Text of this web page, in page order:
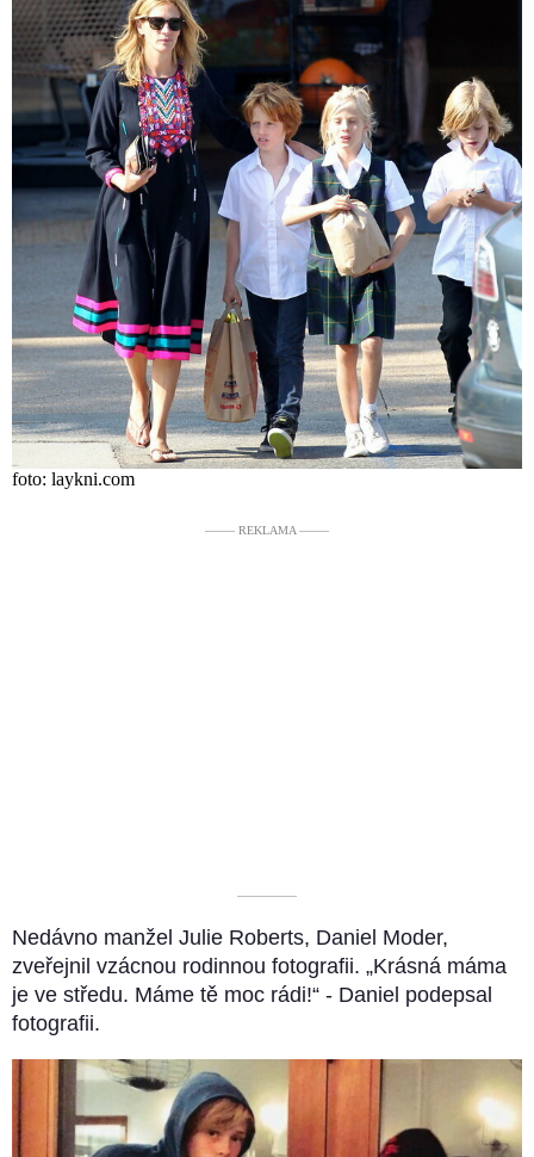
foto: laykni.com
––––– REKLAMA –––––
––––––––––
Nedávno manžel Julie Roberts, Daniel Moder,
zveřejnil vzácnou rodinnou fotografii. „Krásná máma
je ve středu. Máme tě moc rádi!“ - Daniel podepsal
fotografii.